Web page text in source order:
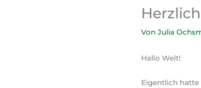
VonJulia
Hallo Welt!
Eigentlich hatte